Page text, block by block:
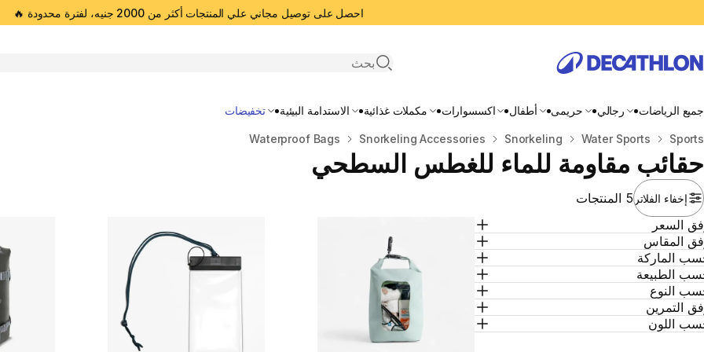
احصل على توصيل مجاني علي المنتجات أكثر من 2000 جنيه، لفترة محدودة 🔥
Open search
جميع الرياضات رجالي حريمى أطفال اكسسوارات مكملات غذائية الاستدامة البيئية تخفيضات
المنزل
Sports
Water Sports
Snorkeling
Snorkeling Accessories
Waterproof Bags
حقائب مقاومة للماء للغطس السطحي
إخفاء الفلاتر5 المنتجات
السعر
المقاس
الماركة
الطبيعة
النوع
التمرين
اللون